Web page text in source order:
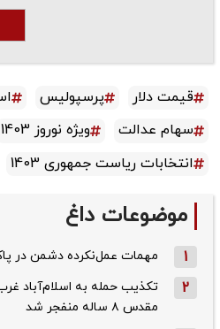
قیمت دلار پرسپولیس
سهام عدالت
ویژه نوروز 1403
انتخابات ریاست جمهوری 1403
موضوعات داغ
1 مهمات عمل‌نکرده دشمن در
2
تکذیب حمله به اسلام‌آباد
مقدس ۸ ساله منفجر شد